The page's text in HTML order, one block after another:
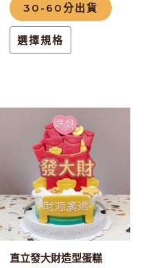
30-60分出貨
選擇規格
產
品
選
項
直立發大財造型蛋糕
此
產
品
有
多
種
款
可